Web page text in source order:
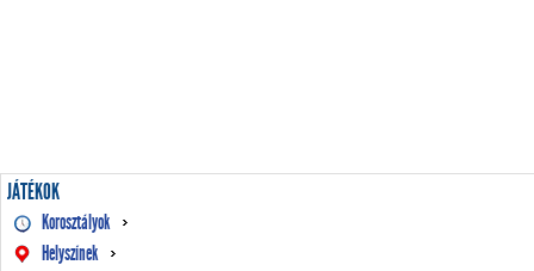
JÁTÉKOK
Korosztályok
Helyszínek